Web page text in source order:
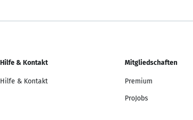
Hilfe & Kontakt
Hilfe & Kontakt
Mitgliedschaften
Premium
ProJobs